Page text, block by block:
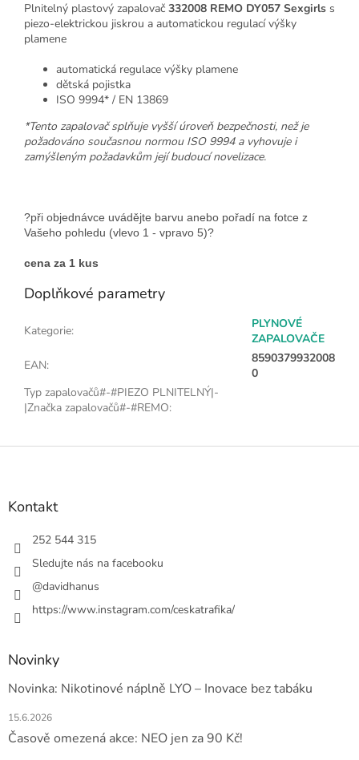
Plnitelný plastový zapalovač 332008 REMO DY057 Sexgirls s
piezo-elektrickou jiskrou a automatickou regulací výšky
plamene
automatická regulace výšky plamene
dětská pojistka
ISO 9994* / EN 13869
*Tento zapalovač splňuje vyšší úroveň bezpečnosti, než je
požadováno současnou normou ISO 9994 a vyhovuje i
zamýšleným požadavkům její budoucí novelizace.
?při objednávce uvádějte barvu anebo pořadí na fotce z
Vašeho pohledu (vlevo 1 - vpravo 5)?
cena za 1 kus
Doplňkové parametry
Kategorie:
PLYNOVÉ
ZAPALOVAČE
EAN:
8590379932008
0
Typ zapalovačů#-#PIEZO PLNITELNÝ|-
|Značka zapalovačů#-#REMO:
Z
Kontakt
252 544 315
Sledujte nás na facebooku
@davidhanus
https://www.instagram.com/ceskatrafika/
Novinky
Novinka: Nikotinové náplně LYO – Inovace bez tabáku
15.6.2026
Časově omezená akce: NEO jen za 90 Kč!